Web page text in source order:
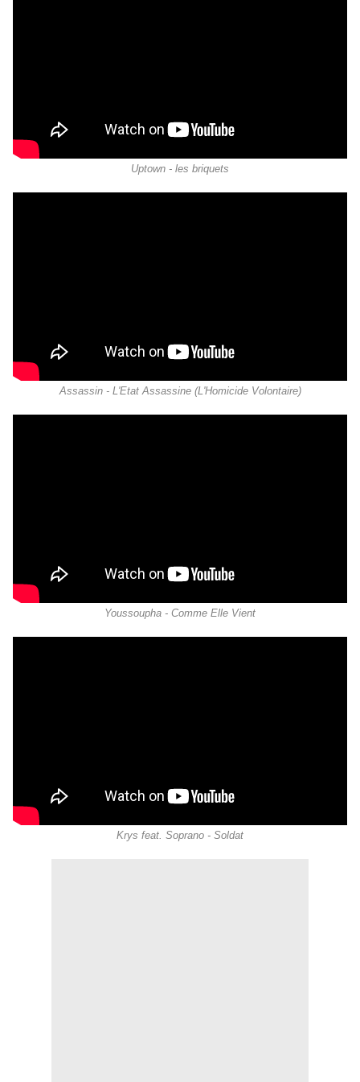
Uptown - les briquets
Assassin - L'Etat Assassine (L'Homicide Volontaire)
Youssoupha - Comme Elle Vient
Krys feat. Soprano - Soldat